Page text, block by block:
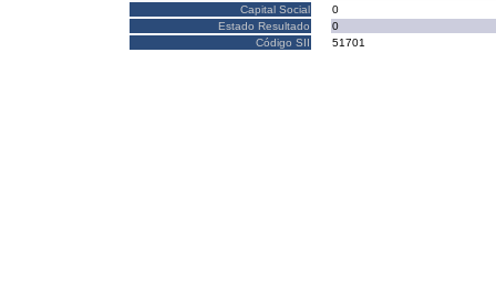
Capital Social
0
Estado Resultado
0
Código SII
51701